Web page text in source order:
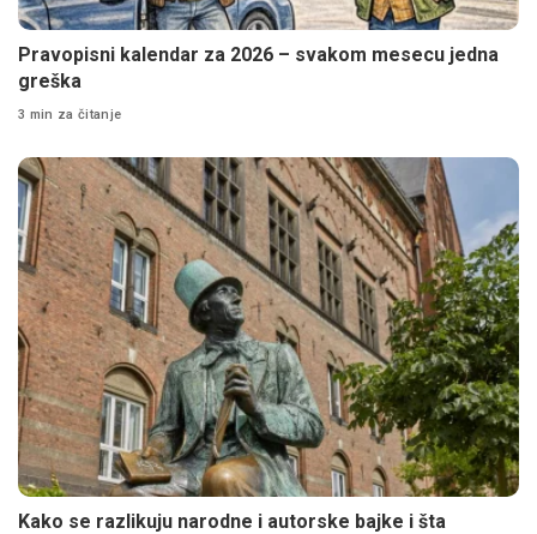
Pravopisni kalendar za 2026 – svakom mesecu jedna
greška
3 min za čitanje
Kako se razlikuju narodne i autorske bajke i šta